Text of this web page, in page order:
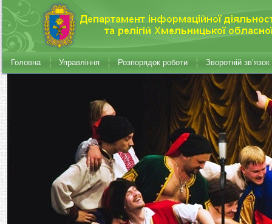
Головна Управління Розпорядок роботи Зворотній зв’язок